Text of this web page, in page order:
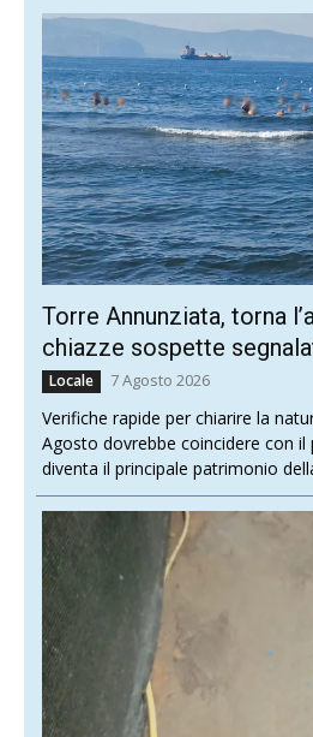
Torre Annunziata, torna
chiazze sospette
Locale 7 Agosto 2026
Verifiche rapide per chiarire la
Agosto dovrebbe coincidere con il
diventa il principale patrimonio